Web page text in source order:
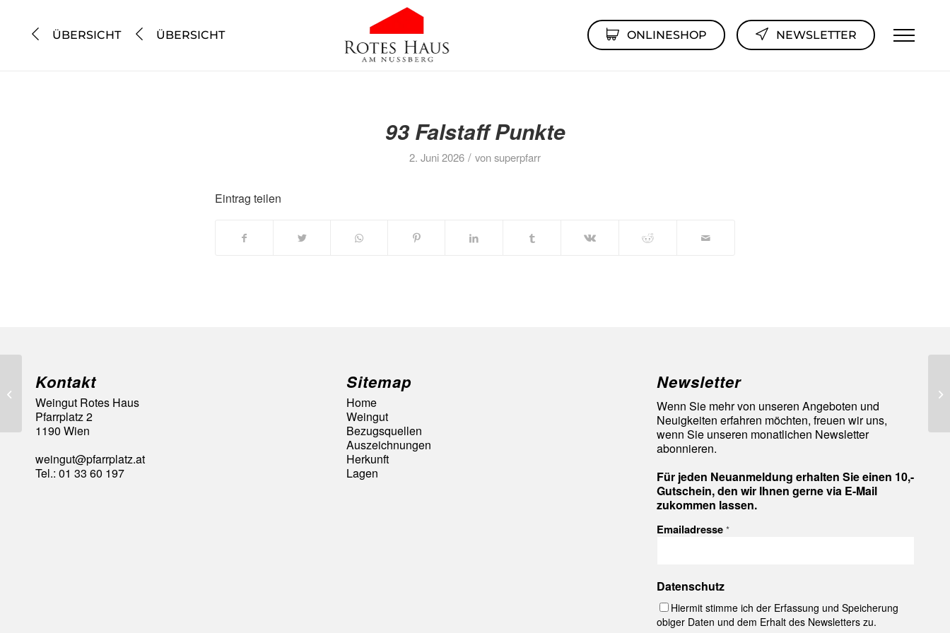
ÜBERSICHT ÜBERSICHT ONLINESHOP NEWSLETTER
93 Falstaff Punkte
2. Juni 2026 / vonsuperpfarr
Eintrag teilen
Kontakt
Weingut Rotes Haus
Pfarrplatz 2
1190 Wien
weingut@pfarrplatz.at
Tel.: 01 33 60 197
Sitemap
Home
Weingut
Bezugsquellen
Auszeichnungen
Herkunft
Lagen
Newsletter
Wenn Sie mehr von unseren Angeboten und
Neuigkeiten erfahren möchten, freuen wir uns,
wenn Sie unseren monatlichen Newsletter
abonnieren.
Für jeden Neuanmeldung erhalten Sie einen 10,-
Gutschein, den wir Ihnen gerne via E-Mail
zukommen lassen.
Emailadresse*
Datenschutz
Hiermit stimme ich der Erfassung und Speicherung
obiger Daten und dem Erhalt des Newsletters zu.